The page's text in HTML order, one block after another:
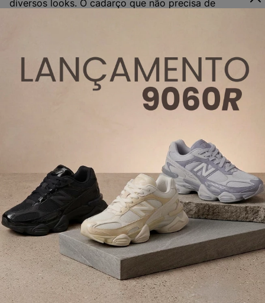
diversos looks. O cadarço que não precisa de
COMPRAR PRODUTO
O design do modelo presta homenagem aoAeroporto
por isso a sigla dotênis Veja SDU
sendo uma escolha elegante e sustentável. Com o
cabedal produzido em
Alveomesh, tem poliéster
100% reciclado, detalhes em camurça vegano e logo V
de borracha amazônica.
COMPRAR PRODUTO